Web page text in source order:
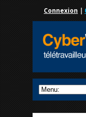
Connexion |